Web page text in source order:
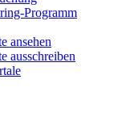
Programm
ansehen
ausschreiben